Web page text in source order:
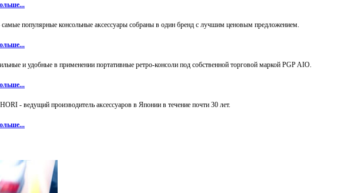
популярные консольные аксессуары собраны в один бренд с лучшим ценовым предложением.
и удобные в применении портативные ретро-консоли под собственной торговой маркой PGP AIO.
- ведущий производитель аксессуаров в Японии в течение почти 30 лет.